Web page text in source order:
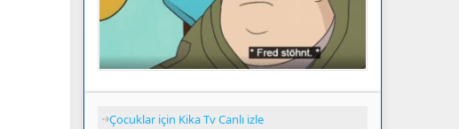
Çocuklar için Kika Tv Canlı izle